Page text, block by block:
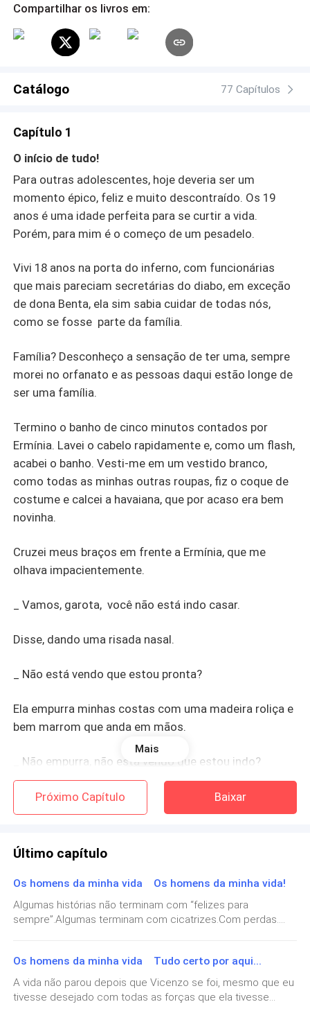
sozinha, assim como cresci. Meu nome é Haley, tenho 18
meus estudos e, logo em seguida, me casar com um
desconhecido.
Compartilhar os livros em:
Catálogo 77 Capítulos
Capítulo 1
O início de tudo!
Para outras adolescentes, hoje deveria ser um
momento épico, feliz e muito descontraído. Os 19
anos é uma idade perfeita para se curtir a vida.
Porém, para mim é o começo de um pesadelo.
Vivi 18 anos na porta do inferno, com funcionárias
que mais pareciam secretárias do diabo, em exceção
de dona Benta, ela sim sabia cuidar de todas nós,
como se fosse parte da família.
Família? Desconheço a sensação de ter uma, sempre
morei no orfanato e as pessoas daqui estão longe de
ser uma família.
Termino o banho de cinco minutos contados por
Ermínia. Lavei o cabelo rapidamente e, como um flash,
acabei o banho. Vesti-me em um vestido branco,
como todas as minhas outras roupas, fiz o coque de
costume e calcei a havaiana, que por acaso era bem
novinha.
Cruzei meus braços em frente a Ermínia, que me
olhava impacientemente.
_ Vamos, garota, você não está indo casar.
Disse, dando uma risada nasal.
_ Não está vendo que estou pronta?
Ela empurra minhas costas com uma madeira roliça e
bem marrom que anda em mãos.
_ Não empurra, não está vendo que estou indo?
Segui para o andar de baixo. Vejo as três meninas que
irão para a Itália comigo.
_ Prontas?_ O Kelmer, o motorista, pergunta olhando
_ Levem logo esses pesos daqui._ Diz Ermínia.
habita._ Digo olhando para ela.
Ela levanta a madeira.
Mais
Próximo Capítulo Baixar
Último capítulo
Os homens da minha vida Os homens da minha vida!
Algumas histórias não terminam com “felizes para
sempre”.Algumas terminam com cicatrizes.Com perdas.
encontrei algo que eu não esperava:Força.Nem toda mãe
carrega um filho nos braços… algumas carregam no
peito.Eu perdi um filho… mas ainda tenho uma filha para
amar. A dor não foi embora… mas eu aprendi a viver com
Os homens da minha vida Tudo certo por aqui...
A vida não parou depois que Vicenzo se foi, mesmo que eu
tivesse desejado com todas as forças que ela tivesse